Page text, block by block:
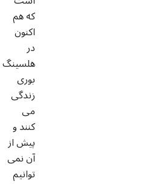
که هم
اکنون
در
هلسینگ
بوری
زندگی
می
کنند و
پیش از
آن نمی
توانیم